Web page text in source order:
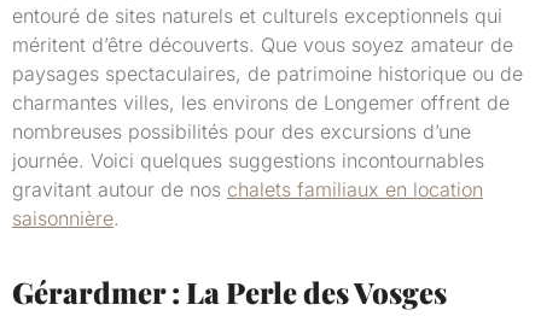
entouré de sites naturels et culturels exceptionnels qui
méritent d’être découverts. Que vous soyez amateur de
paysages spectaculaires, de patrimoine historique ou de
charmantes villes, les environs de Longemer offrent de
nombreuses possibilités pour des excursions d’une
journée. Voici quelques suggestions incontournables
gravitant autour de nos chalets familiaux en location
saisonnière.
Gérardmer : La Perle des Vosges